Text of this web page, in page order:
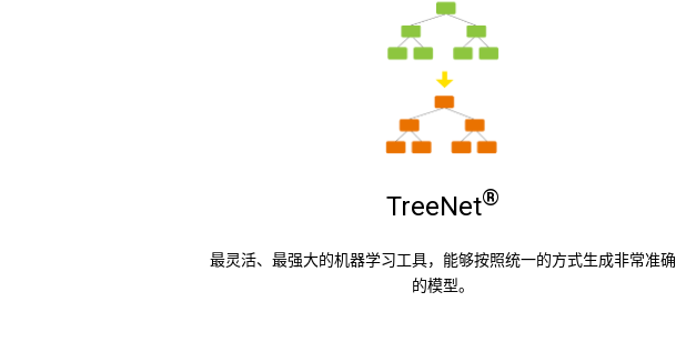
TreeNet®
最灵活、最强大的机器学习工具，能够按照统一的方式生成非常准确
的模型。